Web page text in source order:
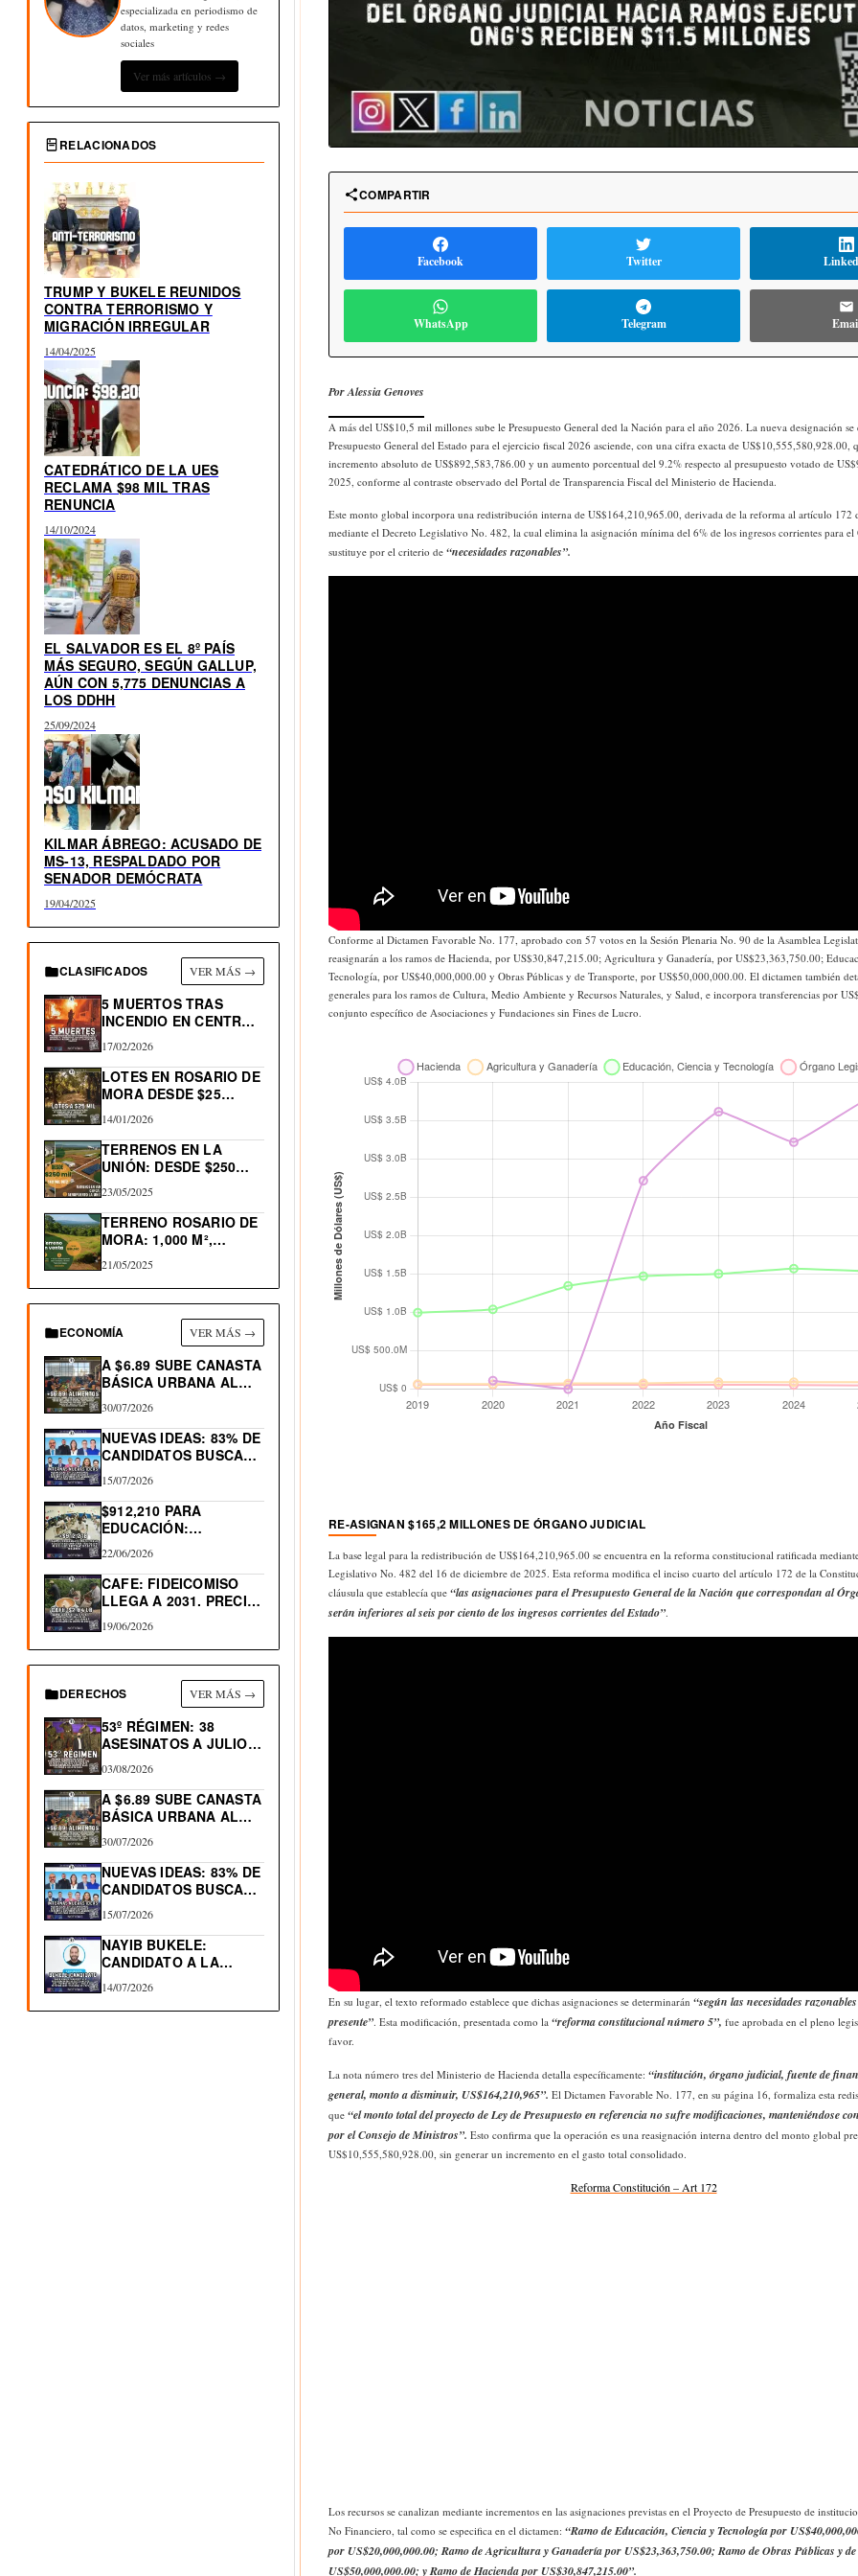
especializada en periodismo de
datos, marketing y redes
sociales
Ver más artículos →
RELACIONADOS
TRUMP Y BUKELE REUNIDOS
CONTRA TERRORISMO Y
MIGRACIÓN IRREGULAR
14/04/2025
CATEDRÁTICO DE LA UES
RECLAMA $98 MIL TRAS
RENUNCIA
14/10/2024
EL SALVADOR ES EL 8º PAÍS
MÁS SEGURO, SEGÚN GALLUP,
AÚN CON 5,775 DENUNCIAS A
LOS DDHH
25/09/2024
KILMAR ÁBREGO: ACUSADO DE
MS-13, RESPALDADO POR
SENADOR DEMÓCRATA
19/04/2025
CLASIFICADOS VER MÁS →
5 MUERTOS TRAS
INCENDIO EN CENTRO
HISTÓRICO…
17/02/2026
LOTES EN ROSARIO DE
MORA DESDE $25…
14/01/2026
TERRENOS EN LA
UNIÓN: DESDE $250
MIL…
23/05/2025
TERRENO ROSARIO DE
MORA: 1,000 M²,
NACIMIENTO…
21/05/2025
ECONOMÍA VER MÁS →
A $6.89 SUBE CANASTA
BÁSICA URBANA AL…
30/07/2026
NUEVAS IDEAS: 83% DE
CANDIDATOS BUSCAN
RE-ELECCIÓN…
15/07/2026
$912,210 PARA
EDUCACIÓN:
PROGRAMA
TRAYECTORIAS
EDUCATIVAS
COMPLEJAS
22/06/2026
CAFE: FIDEICOMISO
LLEGA A 2031. PRECIO
LIBRA…
19/06/2026
DERECHOS VER MÁS →
53º RÉGIMEN: 38
ASESINATOS A JULIO
2026.…
03/08/2026
A $6.89 SUBE CANASTA
BÁSICA URBANA AL…
30/07/2026
NUEVAS IDEAS: 83% DE
CANDIDATOS BUSCAN
RE-ELECCIÓN…
15/07/2026
NAYIB BUKELE:
CANDIDATO A LA
REELECCIÓN 2027
14/07/2026
COMPARTIR
Facebook Twitter
WhatsApp Telegram
Por Alessia Genoves
A más del US$10,5 mil millones sube le Presupuesto General ded la Nación para el año 2026. La nueva designación se
Presupuesto General del Estado para el ejercicio fiscal 2026 asciende, con una cifra exacta de US$10,555,580,928.00,
incremento absoluto de US$892,583,786.00 y un aumento porcentual del 9.2% respecto al presupuesto votado de
2025, conforme al contraste observado del Portal de Transparencia Fiscal del Ministerio de Hacienda.
Este monto global incorpora una redistribución interna de US$164,210,965.00, derivada de la reforma al artículo 172
mediante el Decreto Legislativo No. 482, la cual elimina la asignación mínima del 6% de los ingresos corrientes para
sustituye por el criterio de “necesidades razonables”.
Conforme al Dictamen Favorable No. 177, aprobado con 57 votos en la Sesión Plenaria No. 90 de la Asamblea
reasignarán a los ramos de Hacienda, por US$30,847,215.00; Agricultura y Ganadería, por US$23,363,750.00;
Tecnología, por US$40,000,000.00 y Obras Públicas y de Transporte, por US$50,000,000.00. El dictamen también
generales para los ramos de Cultura, Medio Ambiente y Recursos Naturales, y Salud, e incorpora transferencias por
conjunto específico de Asociaciones y Fundaciones sin Fines de Lucro.
RE-ASIGNAN $165,2 MILLONES DE ÓRGANO JUDICIAL
La base legal para la redistribución de US$164,210,965.00 se encuentra en la reforma constitucional ratificada
Legislativo No. 482 del 16 de diciembre de 2025. Esta reforma modifica el inciso cuarto del artículo 172 de la
cláusula que establecía que “las asignaciones para el Presupuesto General de la Nación que correspondan al
serán inferiores al seis por ciento de los ingresos corrientes del Estado”.
En su lugar, el texto reformado establece que dichas asignaciones se determinarán “según las necesidades
presente”. Esta modificación, presentada como la “reforma constitucional número 5”, fue aprobada en el pleno
favor.
La nota número tres del Ministerio de Hacienda detalla específicamente: “institución, órgano judicial, fuente de
general, monto a disminuir, US$164,210,965”. El Dictamen Favorable No. 177, en su página 16, formaliza esta
que “el monto total del proyecto de Ley de Presupuesto en referencia no sufre modificaciones, manteniéndose
por el Consejo de Ministros”. Esto confirma que la operación es una reasignación interna dentro del monto global
US$10,555,580,928.00, sin generar un incremento en el gasto total consolidado.
Reforma Constitución – Art 172
Los recursos se canalizan mediante incrementos en las asignaciones previstas en el Proyecto de Presupuesto de
No Financiero, tal como se especifica en el dictamen: “Ramo de Educación, Ciencia y Tecnología por
por US$20,000,000.00; Ramo de Agricultura y Ganadería por US$23,363,750.00; Ramo de Obras Públicas y
US$50,000,000.00; y Ramo de Hacienda por US$30,847,215.00”.